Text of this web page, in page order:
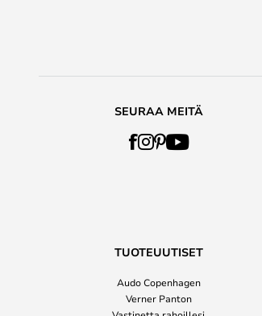
SEURAA MEITÄ
TUOTEUUTISET
Audo Copenhagen
Verner Panton